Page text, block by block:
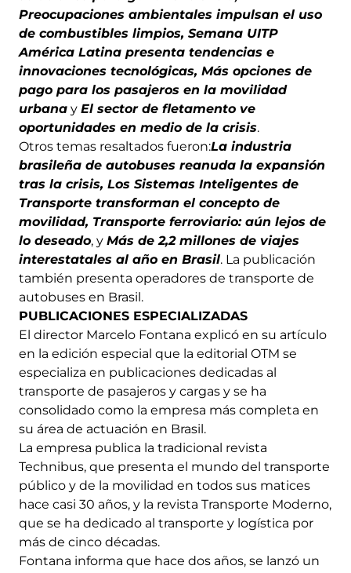
Preocupaciones ambientales impulsan el uso
de combustibles limpios, Semana UITP
América Latina presenta tendencias e
innovaciones tecnológicas, Más opciones de
pago para los pasajeros en la movilidad
urbana y El sector de fletamento ve
oportunidades en medio de la crisis.
Otros temas resaltados fueron:La industria
brasileña de autobuses reanuda la expansión
tras la crisis, Los Sistemas Inteligentes de
Transporte transforman el concepto de
movilidad, Transporte ferroviario: aún lejos de
lo deseado, y Más de 2,2 millones de viajes
interestatales al año en Brasil. La publicación
también presenta operadores de transporte de
autobuses en Brasil.
PUBLICACIONES ESPECIALIZADAS
El director Marcelo Fontana explicó en su artículo
en la edición especial que la editorial OTM se
especializa en publicaciones dedicadas al
transporte de pasajeros y cargas y se ha
consolidado como la empresa más completa en
su área de actuación en Brasil.
La empresa publica la tradicional revista
Technibus, que presenta el mundo del transporte
público y de la movilidad en todos sus matices
hace casi 30 años, y la revista Transporte Moderno,
que se ha dedicado al transporte y logística por
más de cinco décadas.
Fontana informa que hace dos años, se lanzó un